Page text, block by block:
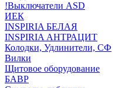
!Выключатели ASD
ИЕК
INSPIRIA БЕЛАЯ
INSPIRIA АНТРАЦИТ
Колодки, Удлинители, СФ
Вилки
Щитовое оборудование
БАВР